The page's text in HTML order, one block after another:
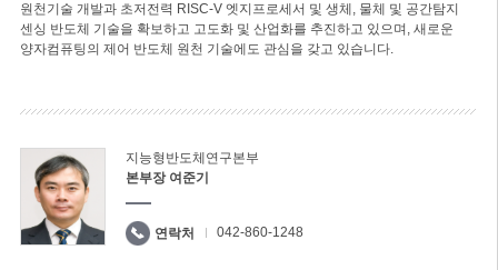
원천기술 개발과 초저전력 RISC-V 엣지프로세서 및 생체, 물체 및 공간탐지
센싱 반도체 기술을 확보하고 고도화 및 산업화를 추진하고 있으며, 새로운
양자컴퓨팅의 제어 반도체 원천 기술에도 관심을 갖고 있습니다.
지능형반도체연구본부
본부장 여준기
연락처 042-860-1248